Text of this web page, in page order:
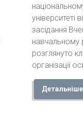
університеті
засідання
навчальному
розглянуто
організації
Детальніше